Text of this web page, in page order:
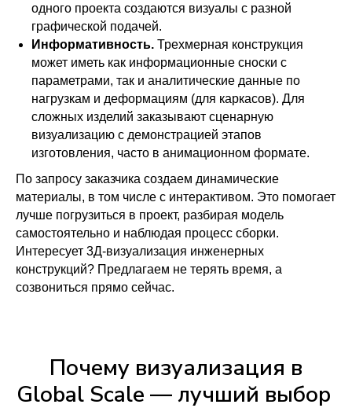
одного проекта создаются визуалы с разной
графической подачей.
Информативность. Трехмерная конструкция
может иметь как информационные сноски с
параметрами, так и аналитические данные по
нагрузкам и деформациям (для каркасов). Для
сложных изделий заказывают сценарную
визуализацию с демонстрацией этапов
изготовления, часто в анимационном формате.
По запросу заказчика создаем динамические
материалы, в том числе с интерактивом. Это помогает
лучше погрузиться в проект, разбирая модель
самостоятельно и наблюдая процесс сборки.
Интересует 3Д-визуализация инженерных
конструкций? Предлагаем не терять время, а
созвониться прямо сейчас.
Почему визуализация в
Global Scale — лучший выбор